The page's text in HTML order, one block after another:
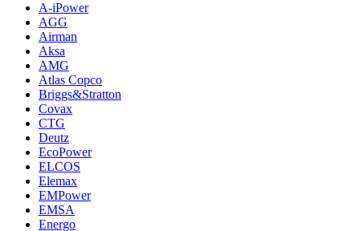
A-iPower
AGG
Airman
Aksa
AMG
Atlas Copco
Briggs&Stratton
Covax
CTG
Deutz
EcoPower
ELCOS
Elemax
EMPower
EMSA
Energo